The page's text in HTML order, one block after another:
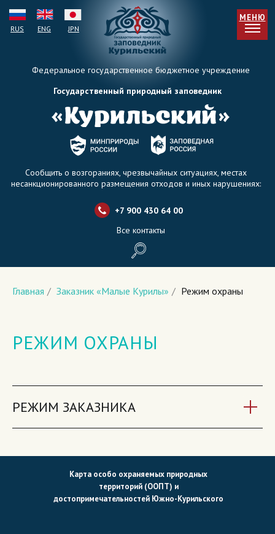
Федеральное государственное бюджетное учреждение
RUS ENG JPN
Сообщить о возгораниях, чрезвычайных ситуациях, местах
несанкционированного размещения отходов и иных нарушениях:
Все контакты
Государственный природный заповедник
+7 900 430 64 00
МЕНЮ
Главная / Заказник «Малые Курилы» / Режим охраны
РЕЖИМ ОХРАНЫ
РЕЖИМ ЗАКАЗНИКА
Карта особо охраняемых природных
территорий (ООПТ) и
достопримечательностей Южно-Курильского